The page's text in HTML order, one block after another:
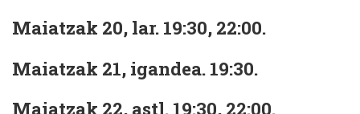
Maiatzak 20, lar. 19:30, 22:00.
Maiatzak 21, igandea. 19:30.
Maiatzak 22, astl. 19:30, 22:00.